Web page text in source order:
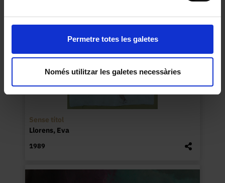
Permetre totes les galetes
Només utilitzar les galetes necessàries
Sense títol
Llorens, Eva
1989